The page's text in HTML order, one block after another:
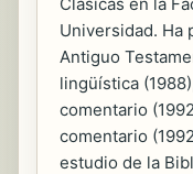
Universidad. Ha
Antiguo
lingüística
comentario
comentario
estudio de la